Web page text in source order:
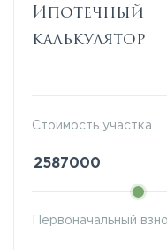
Ипотечный
калькулятор
Стоимость участка
Первоначальный